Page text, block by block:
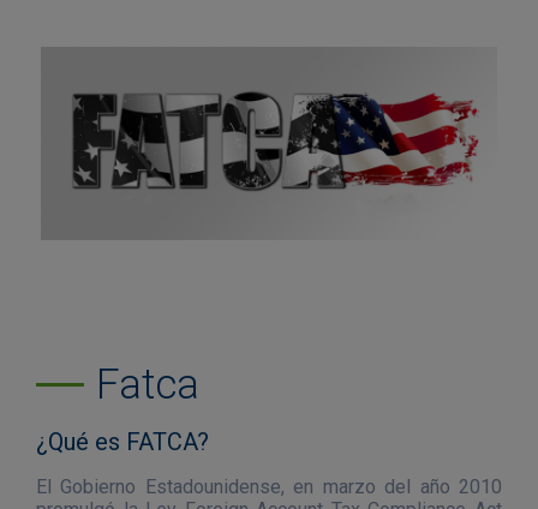
Fatca
¿Qué es FATCA?
El Gobierno Estadounidense, en marzo del año 2010